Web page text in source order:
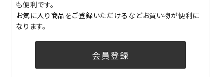
も便利です。
お気に入り商品をご登録いただけるなどお買い物が便利に
なります。
会員登録